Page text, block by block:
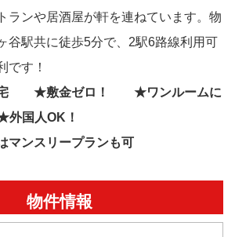
ランや居酒屋が軒を連ねています。物
谷駅共に徒歩5分で、2駅6路線利用可
です！
宅 ★敷金ゼロ！ ★ワンルームに
国人OK！
マンスリープランも可
物件情報